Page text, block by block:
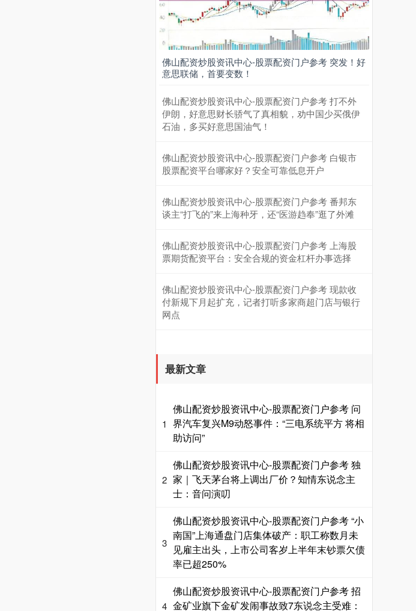
创业板指
国债指数 229.59 -0.00 0.00%
佛山配资炒股资讯中心-股票配资门户参考 突发！好
意思联储，首要变数！
佛山配资炒股资讯中心-股票配资门户参考 打不外
伊朗，好意思财长骄气了真相貌，劝中国少买俄伊
石油，多买好意思国油气！
佛山配资炒股资讯中心-股票配资门户参考 白银市
股票配资平台哪家好？安全可靠低息开户
佛山配资炒股资讯中心-股票配资门户参考 番邦东
谈主“打飞的”来上海种牙，还“医游趋奉”逛了外滩
佛山配资炒股资讯中心-股票配资门户参考 上海股
票期货配资平台：安全合规的资金杠杆办事选择
佛山配资炒股资讯中心-股票配资门户参考 现款收
付新规下月起扩充，记者打听多家商超门店与银行
网点
最新文章
1
佛山配资炒股资讯中心-股票配资门户参考 问
界汽车复兴M9动怒事件：“三电系统平方 将相
助访问”
2
佛山配资炒股资讯中心-股票配资门户参考 独
家｜飞天茅台将上调出厂价？知情东说念主
士：音问演叨
3
佛山配资炒股资讯中心-股票配资门户参考 “小
南国”上海通盘门店集体破产：职工称数月未
见雇主出头，上市公司客岁上半年末钞票欠债
率已超250%
4
佛山配资炒股资讯中心-股票配资门户参考 招
金矿业旗下金矿发闹事故致7东说念主受难：